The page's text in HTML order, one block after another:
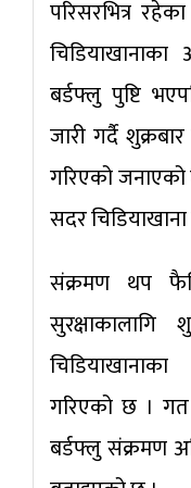
परिसरभित्र
बर्डफ्लु पुष्टि
जारी गर्दै
गरिएको जनाएको
सदर
संक्रमण थप
गरिएको छ ।
बर्डफ्लु संक्रमण